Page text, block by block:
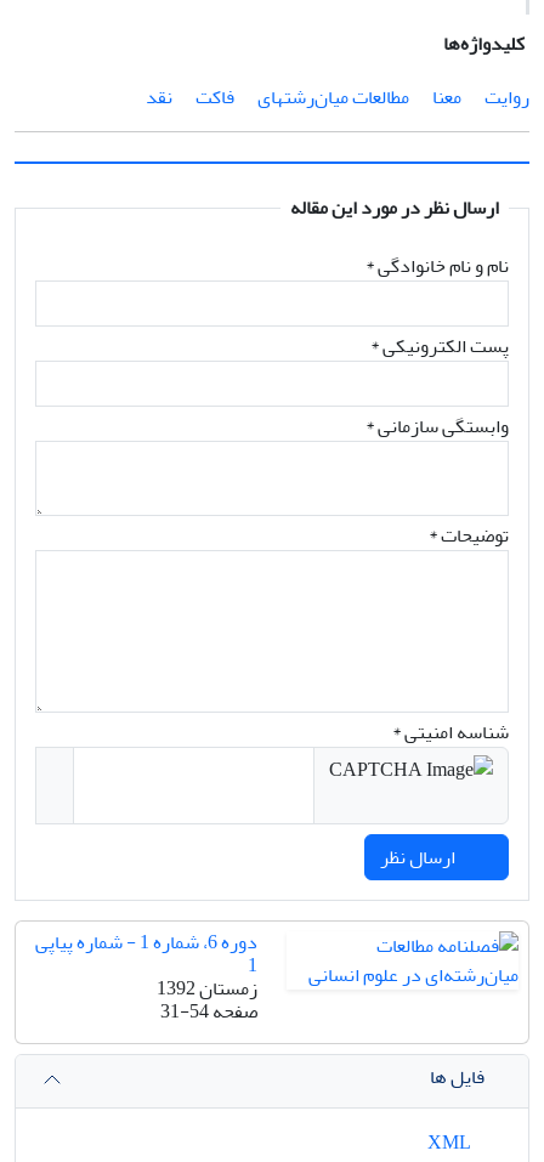
کلیدواژه‌ها
روایت
معنا مطالعات میان‌رشته‏ای فاکت نقد
ارسال نظر در مورد این مقاله
نام و نام خانوادگی*
پست الکترونیکی*
وابستگی سازمانی *
توضیحات *
شناسه امنیتی *
دوره 6، شماره 1 - شماره پیاپی
1
زمستان 1392
صفحه31-54
فایل ها